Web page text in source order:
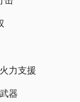
力支援
器